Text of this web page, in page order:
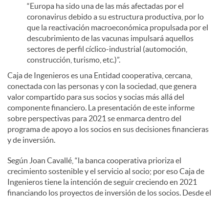
“Europa ha sido una de las más afectadas por el
coronavirus debido a su estructura productiva, por lo
que la reactivación macroeconómica propulsada por el
descubrimiento de las vacunas impulsará aquellos
sectores de perfil cíclico-industrial (automoción,
construcción, turismo, etc.)”.
Caja de Ingenieros es una Entidad cooperativa, cercana,
conectada con las personas y con la sociedad, que genera
valor compartido para sus socios y socias más allá del
componente financiero. La presentación de este informe
sobre perspectivas para 2021 se enmarca dentro del
programa de apoyo a los socios en sus decisiones financieras
y de inversión.
Según Joan Cavallé, “la banca cooperativa prioriza el
crecimiento sostenible y el servicio al socio; por eso Caja de
Ingenieros tiene la intención de seguir creciendo en 2021
financiando los proyectos de inversión de los socios. Desde el